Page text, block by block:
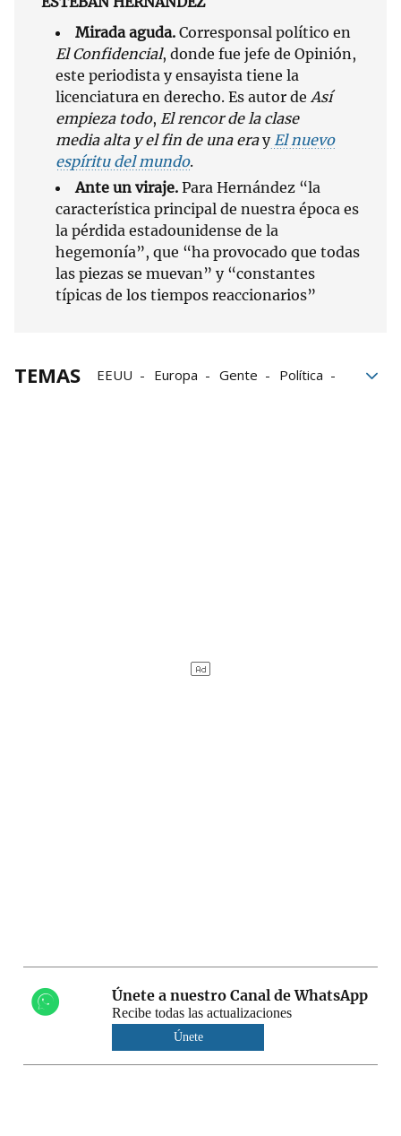
Mirada aguda. Corresponsal político en
El Confidencial, donde fue jefe de Opinión,
este periodista y ensayista tiene la
licenciatura en derecho. Es autor de Así
empieza todo, El rencor de la clase
media alta y el fin de una eray El nuevo
espíritu del mundo.
Ante un viraje. Para Hernández “la
característica principal de nuestra época es
la pérdida estadounidense de la
hegemonía”, que “ha provocado que todas
las piezas se muevan” y “constantes
típicas de los tiempos reaccionarios”
TEMAS EEUU Europa Gente
Política
Únete a nuestro Canal de WhatsApp
Recibe todas las actualizaciones
Únete